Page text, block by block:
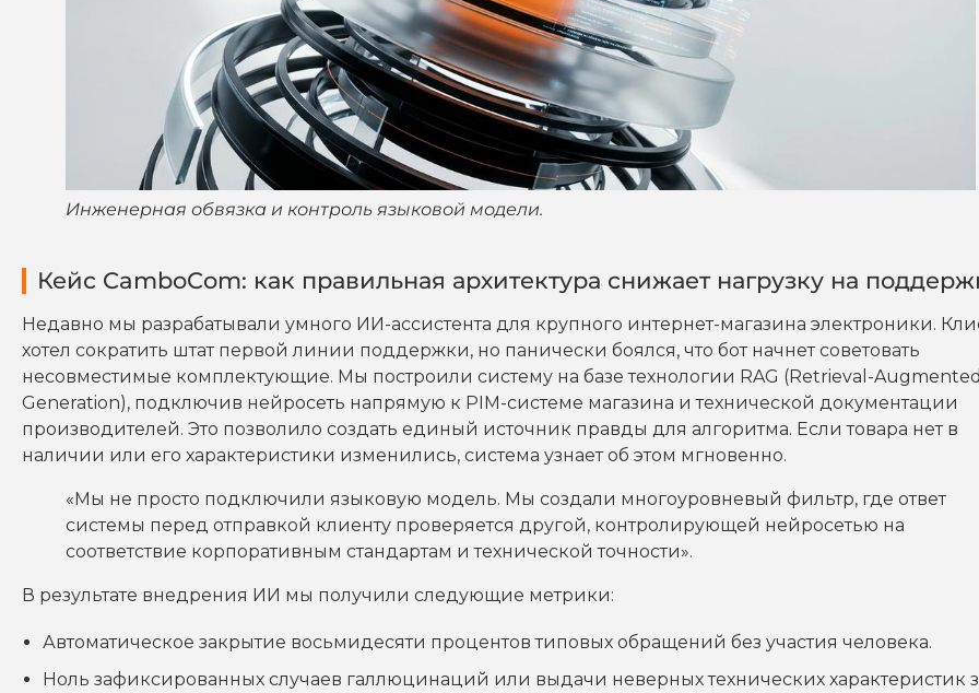
Инженерная обвязка и контроль языковой модели.
Кейс CamboCom: как правильная архитектура снижает нагрузку на
Недавно мы разрабатывали умного ИИ-ассистента для крупного интернет-магазина электроники.
хотел сократить штат первой линии поддержки, но панически боялся, что бот начнет советовать
несовместимые комплектующие. Мы построили систему на базе технологии RAG (Retrieval-Augmented
Generation), подключив нейросеть напрямую к PIM-системе магазина и технической документации
производителей. Это позволило создать единый источник правды для алгоритма. Если товара нет в
наличии или его характеристики изменились, система узнает об этом мгновенно.
«Мы не просто подключили языковую модель. Мы создали многоуровневый фильтр, где ответ
системы перед отправкой клиенту проверяется другой, контролирующей нейросетью на
соответствие корпоративным стандартам и технической точности».
В результате внедрения ИИ мы получили следующие метрики:
Автоматическое закрытие восьмидесяти процентов типовых обращений без участия человека.
Ноль зафиксированных случаев галлюцинаций или выдачи неверных технических характеристик